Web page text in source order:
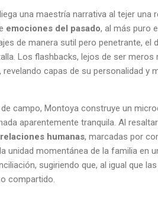
una maestría narrativa al tejer una
emociones del pasado, al más puro
de manera sutil pero penetrante,
Los flashbacks, lejos de ser
capas de su personalidad y
campo, Montoya construye un
aparentemente tranquila. Al
humanas, marcadas por
unidad momentánea de la familia en
sugiriendo que, al igual que
compartido.